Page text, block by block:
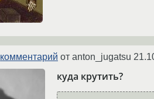
комментарий от anton_jugatsu
куда крутить?